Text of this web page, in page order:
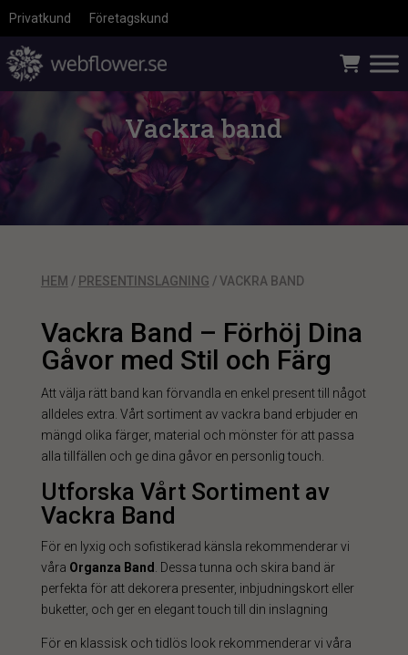
Privatkund Företagskund
Vackra band
HEM / PRESENTINSLAGNING / VACKRA BAND
Vackra Band – Förhöj Dina
Gåvor med Stil och Färg
Att välja rätt band kan förvandla en enkel present till något
alldeles extra. Vårt sortiment av vackra band erbjuder en
mängd olika färger, material och mönster för att passa
alla tillfällen och ge dina gåvor en personlig touch.
Utforska Vårt Sortiment av
Vackra Band
För en lyxig och sofistikerad känsla rekommenderar vi
våra Organza Band
. Dessa tunna och skira band är
perfekta för att dekorera presenter, inbjudningskort eller
buketter, och ger en elegant touch till din inslagning
För en klassisk och tidlös look rekommenderar vi våra